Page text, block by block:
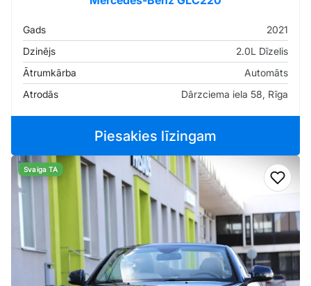
Gads
2021
Dzinējs
2.0L Dīzelis
Ātrumkārba
Automāts
Atrodās
Dārzciema iela 58, Rīga
Piesakies līzingam
Svaiga TA